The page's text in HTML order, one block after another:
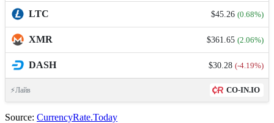
LTC $45.26 (0.68%)
XMR $361.65 (2.06%)
DASH $30.28 (-4.19%)
⚡Лайв CO-IN.IO
Source: CurrencyRate.Today